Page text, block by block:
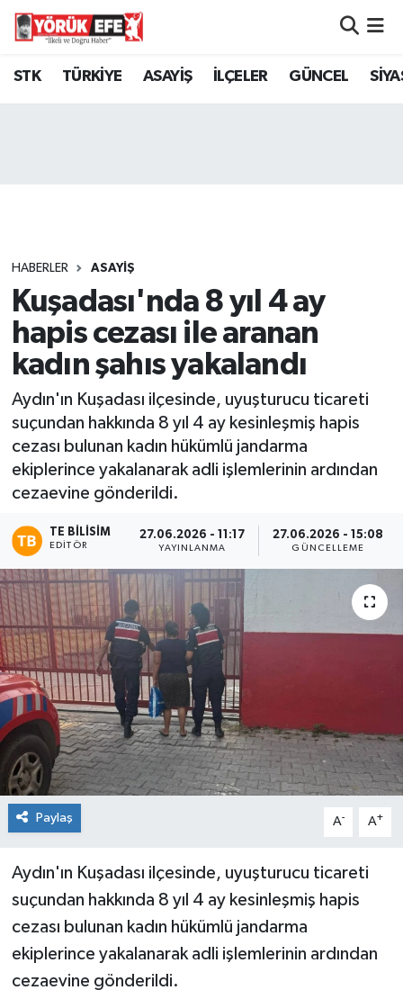
STK TÜRKİYE ASAYİŞ İLÇELER GÜNCEL
HABERLER ASAYİŞ
Kuşadası'nda 8 yıl 4 ay
hapis cezası ile aranan
kadın şahıs yakalandı
Aydın'ın Kuşadası ilçesinde, uyuşturucu ticareti
suçundan hakkında 8 yıl 4 ay kesinleşmiş hapis
cezası bulunan kadın hükümlü jandarma
ekiplerince yakalanarak adli işlemlerinin ardından
cezaevine gönderildi.
TE BILISIM
EDITÖR
27.06.2026 - 11:17
YAYINLANMA
27.06.2026 - 15:08
GÜNCELLEME
Paylaş A- A+
Aydın'ın Kuşadası ilçesinde, uyuşturucu ticareti
suçundan hakkında 8 yıl 4 ay kesinleşmiş hapis
cezası bulunan kadın hükümlü jandarma
ekiplerince yakalanarak adli işlemlerinin ardından
cezaevine gönderildi.
Aydın Nöbetçi Eczaneler
Tüm Manşetler
Son Dakika Haberleri
Haber Arşivi